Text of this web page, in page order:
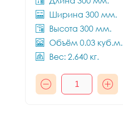
Ширина 300 мм.
Высота 300 мм.
Объём 0.03 куб.м.
Вес: 2.640 кг.